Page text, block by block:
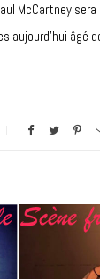
McCartney sera
aujourd’hui âgé